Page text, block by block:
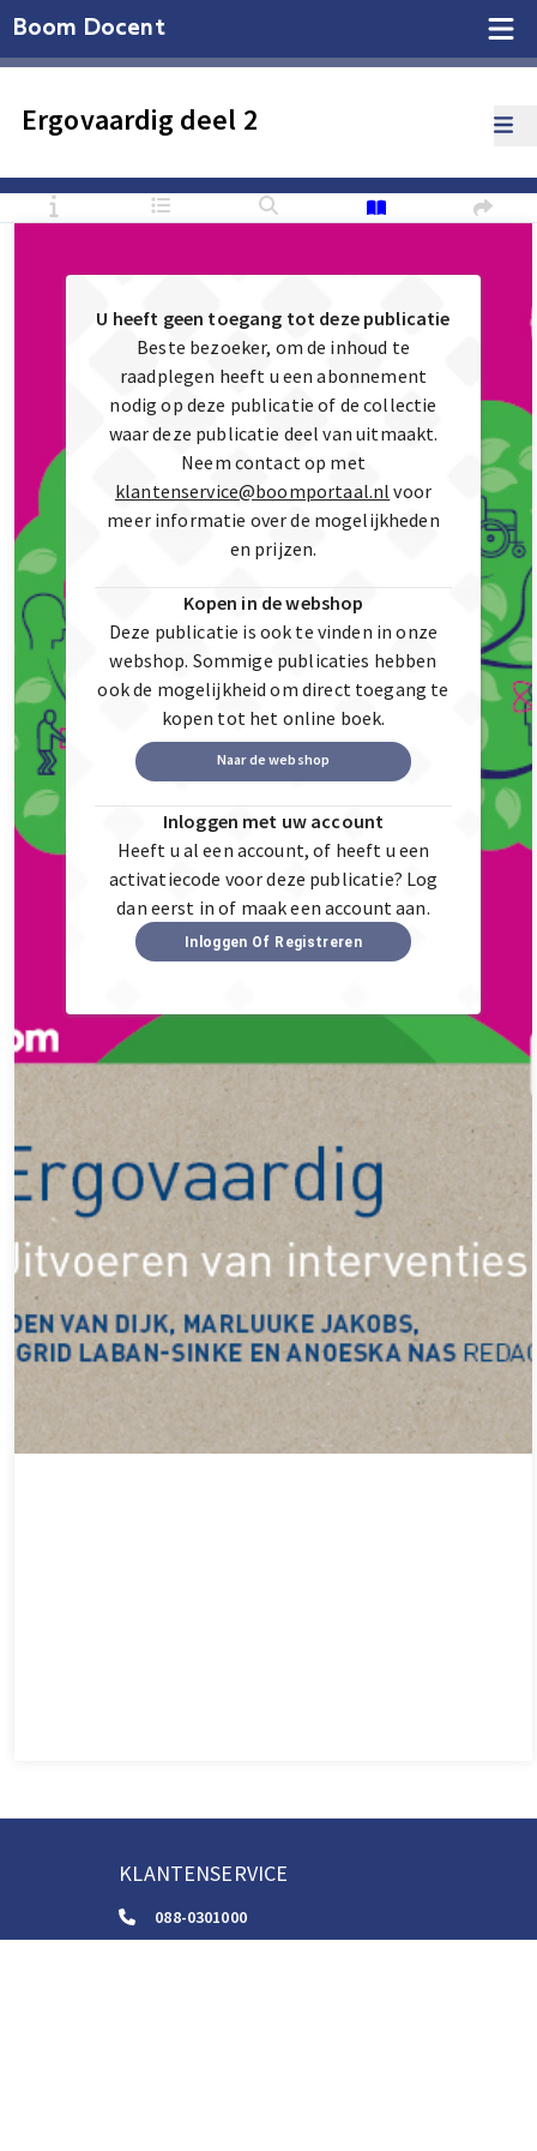
Boom Docent
Ergovaardig deel 2
U heeft geen toegang tot deze publicatie
Beste bezoeker, om de inhoud te
raadplegen heeft u een abonnement
nodig op deze publicatie of de collectie
waar deze publicatie deel van uitmaakt.
Neem contact op met
klantenservice@boomportaal.nl voor
meer informatie over de mogelijkheden
en prijzen.
Kopen in de webshop
Deze publicatie is ook te vinden in onze
webshop. Sommige publicaties hebben
ook de mogelijkheid om direct toegang te
kopen tot het online boek.
Naar de webshop
Inloggen met uw account
Heeft u al een account, of heeft u een
activatiecode voor deze publicatie? Log
dan eerst in of maak een account aan.
Inloggen Of Registreren
KLANTENSERVICE
088-0301000